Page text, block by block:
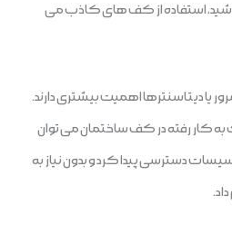
استفاده از کف های کاذب می
یا دیتاسنترها اهمیت بیشتری دارند.
به کار رفته در کف ساختمان می توان
دسترسی پیدا کرد و بدون نیاز به